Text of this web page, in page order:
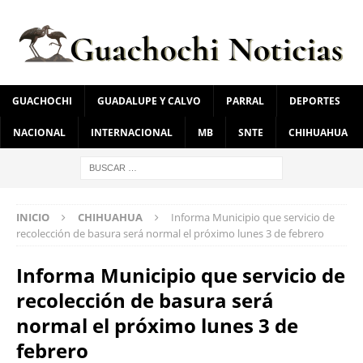
GUACHOCHI GUADALUPE Y CALVO PARRAL DEPORTES
NACIONAL INTERNACIONAL MB SNTE CHIHUAHUA
INICIO CHIHUAHUA
Informa Municipio que servicio de
recolección de basura será normal el próximo lunes 3 de febrero
Informa Municipio que servicio de
recolección de basura será
normal el próximo lunes 3 de
febrero